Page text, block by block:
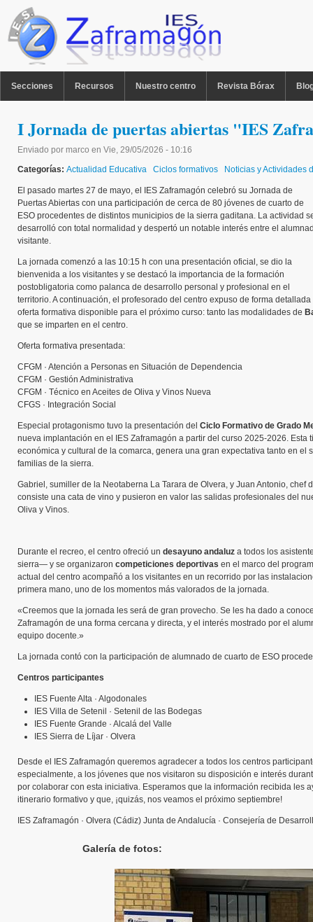
Pasar al contenido principal
Secciones Recursos Nuestro centro Revista Bórax
I Jornada de puertas abiertas "IES
Enviado por marco en Vie, 29/05/2026 - 10:16
Categorías: Actualidad Educativa Ciclos formativos Noticias y Actividades
El pasado martes 27 de mayo, el IES Zaframagón celebró su Jornada de
Puertas Abiertas con una participación de cerca de 80 jóvenes de cuarto de
ESO procedentes de distintos municipios de la sierra gaditana. La actividad
desarrolló con total normalidad y despertó un notable interés entre el
visitante.
La jornada comenzó a las 10:15 h con una presentación oficial, se dio la
bienvenida a los visitantes y se destacó la importancia de la formación
postobligatoria como palanca de desarrollo personal y profesional en el
territorio. A continuación, el profesorado del centro expuso de forma detallada
oferta formativa disponible para el próximo curso: tanto las modalidades de
que se imparten en el centro.
Oferta formativa presentada:
CFGM · Atención a Personas en Situación de Dependencia
CFGM · Gestión Administrativa
CFGM · Técnico en Aceites de Oliva y Vinos Nueva
CFGS · Integración Social
Especial protagonismo tuvo la presentación del Ciclo Formativo de Grado
nueva implantación en el IES Zaframagón a partir del curso 2025-2026.
económica y cultural de la comarca, genera una gran expectativa tanto en el
familias de la sierra.
Gabriel, sumiller de la Neotaberna La Tarara de Olvera, y Juan Antonio, chef
consiste una cata de vino y pusieron en valor las salidas profesionales del
Oliva y Vinos.
Durante el recreo, el centro ofreció un desayuno andaluz a todos los
sierra— y se organizaron competiciones deportivas en el marco del
actual del centro acompañó a los visitantes en un recorrido por las
primera mano, uno de los momentos más valorados de la jornada.
«Creemos que la jornada les será de gran provecho. Se les ha dado a
Zaframagón de una forma cercana y directa, y el interés mostrado por el
equipo docente.»
La jornada contó con la participación de alumnado de cuarto de ESO
Centros participantes
IES Fuente Alta · Algodonales
IES Villa de Setenil · Setenil de las Bodegas
IES Fuente Grande · Alcalá del Valle
IES Sierra de Líjar · Olvera
Desde el IES Zaframagón queremos agradecer a todos los centros
especialmente, a los jóvenes que nos visitaron su disposición e interés
por colaborar con esta iniciativa. Esperamos que la información recibida les
itinerario formativo y que, ¡quizás, nos veamos el próximo septiembre!
IES Zaframagón · Olvera (Cádiz) Junta de Andalucía · Consejería de
Galería de fotos: